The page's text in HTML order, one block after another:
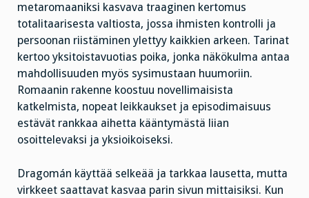
metaromaaniksi kasvava traaginen kertomus
totalitaarisesta valtiosta, jossa ihmisten kontrolli ja
persoonan riistäminen ylettyy kaikkien arkeen. Tarinat
kertoo yksitoistavuotias poika, jonka näkökulma antaa
mahdollisuuden myös sysimustaan huumoriin.
Romaanin rakenne koostuu novellimaisista
katkelmista, nopeat leikkaukset ja episodimaisuus
estävät rankkaa aihetta kääntymästä liian
osoittelevaksi ja yksioikoiseksi.
Dragomán käyttää selkeää ja tarkkaa lausetta, mutta
virkkeet saattavat kasvaa parin sivun mittaisiksi. Kun